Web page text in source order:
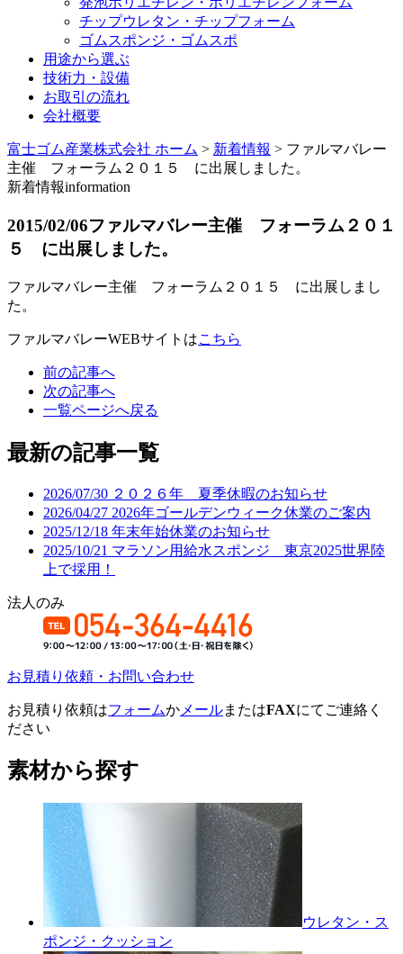
チップウレタン・チップフォーム
ゴムスポンジ・ゴムスポ
用途から選ぶ
技術力・設備
お取引の流れ
会社概要
富士ゴム産業株式会社 ホーム > 新着情報 > ファルマバレー
主催 フォーラム２０１５ に出展しました。
新着情報information
2015/02/06ファルマバレー主催 フォーラム２０１
５ に出展しました。
ファルマバレー主催 フォーラム２０１５ に出展しまし
た。
ファルマバレーWEBサイトはこちら
前の記事へ
次の記事へ
一覧ページへ戻る
最新の記事一覧
2026/07/30 ２０２６年 夏季休暇のお知らせ
2026/04/27 2026年ゴールデンウィーク休業のご案内
2025/12/18 年末年始休業のお知らせ
2025/10/21 マラソン用給水スポンジ 東京2025世界陸
上で採用！
法人のみ
お見積り依頼・お問い合わせ
お見積り依頼はフォームか メールまたはFAXにてご連絡く
ださい
素材から探す
ウレタン・ス
ポンジ・クッション